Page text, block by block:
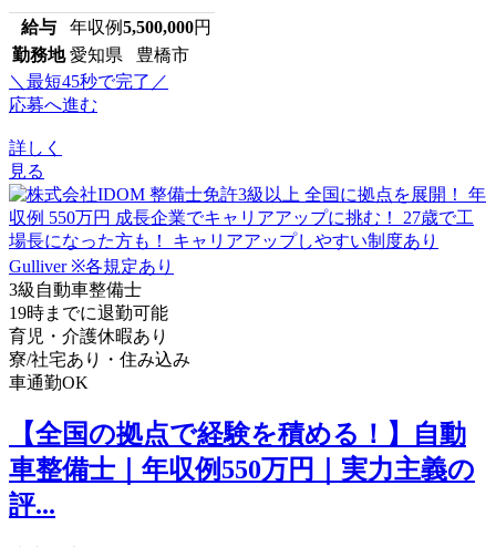
給与 年収例5,500,000円
勤務地 愛知県 豊橋市
＼最短45秒で完了／
応募へ進む
詳しく
見る
3級自動車整備士
19時までに退勤可能
育児・介護休暇あり
寮/社宅あり・住み込み
車通勤OK
【全国の拠点で経験を積める！】自動
車整備士｜年収例550万円｜実力主義の
評...